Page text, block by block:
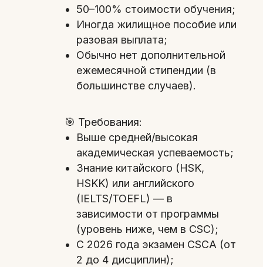
50–100% стоимости обучения;
Иногда жилищное пособие или
разовая выплата;
Обычно нет дополнительной
ежемесячной стипендии (в
большинстве случаев).
🎯 Требования:
Выше средней/высокая
академическая успеваемость;
Знание китайского (HSK,
HSKK) или английского
(IELTS/TOEFL) — в
зависимости от программы
(уровень ниже, чем в CSC);
С 2026 года экзамен CSCA (от
2 до 4 дисциплин);